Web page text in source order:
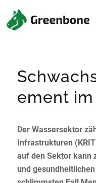
ement
Der Wassersektor
Infrastrukturen
auf den Sektor kann
und